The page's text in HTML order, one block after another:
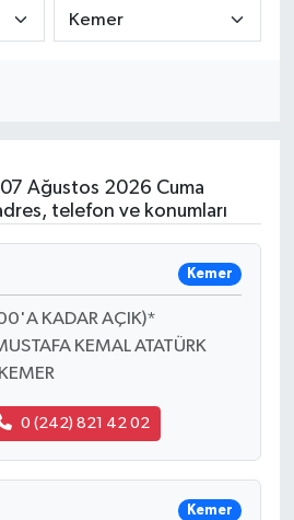
07 Ağustos 2026 Cuma
telefon ve konumları
Kemer
KADAR AÇIK)*
KEMAL ATATÜRK
0 (242) 821 42 02
Kemer